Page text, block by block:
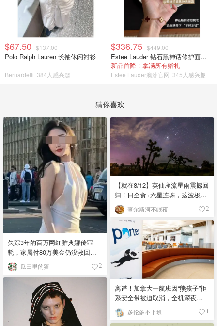
$67.50 $137.00
Polo Ralph Lauren 长袖休闲衬衫
Bernardelli 384人感兴趣
$336.75 $449.00
Estee Lauder 钻石黑神话修护面霜 30ml
新品首降！拿满所有赠礼
Estee Lauder澳洲官网 345人感兴趣
猜你喜欢
失踪3年的百万网红雅典娜传噩
耗，家属付80万美金仍没救回，
闺蜜至今潜逃！
瓜田里的猹 2
【就在8/12】英仙座流星雨震撼回
归！日全食+六星连珠，这波极致
浪漫别错过
查尔斯河不眠夜 2
离谱！加拿大一航班因“熊孩子”拒
系安全带被迫取消，全机深夜滞
留！
多伦多不下班 1